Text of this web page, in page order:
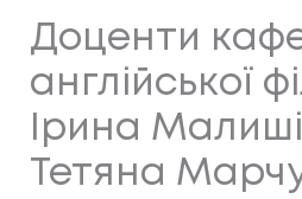
Доценти
англійської
Ірина
Тетяна